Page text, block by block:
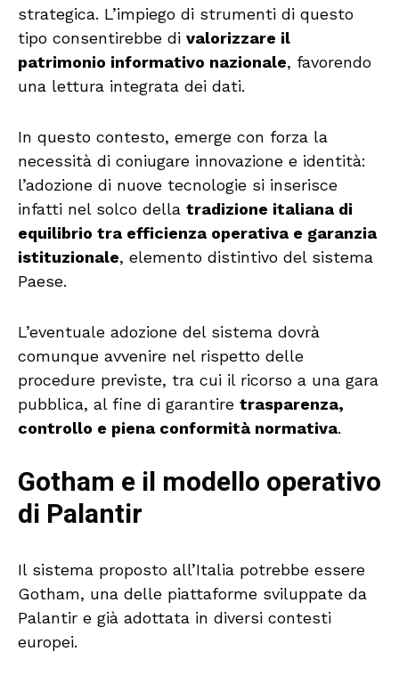
strategica. L’impiego di strumenti di questo
tipo consentirebbe di valorizzare il
patrimonio informativo nazionale, favorendo
una lettura integrata dei dati.
In questo contesto, emerge con forza la
necessità di coniugare innovazione e identità:
l’adozione di nuove tecnologie si inserisce
infatti nel solco della tradizione italiana di
equilibrio tra efficienza operativa e garanzia
istituzionale, elemento distintivo del sistema
Paese.
L’eventuale adozione del sistema dovrà
comunque avvenire nel rispetto delle
procedure previste, tra cui il ricorso a una gara
pubblica, al fine di garantire trasparenza,
controllo e piena conformità normativa.
Gotham e il modello operativo
di Palantir
Il sistema proposto all’Italia potrebbe essere
Gotham, una delle piattaforme sviluppate da
Palantir e già adottata in diversi contesti
europei.